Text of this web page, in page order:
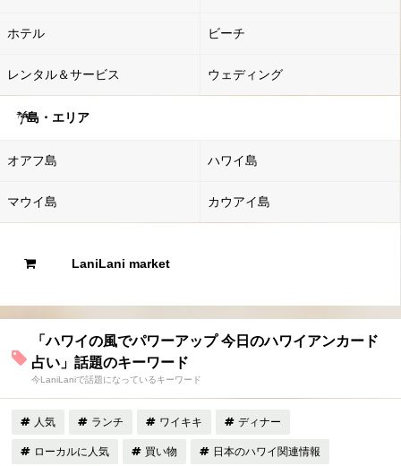
ホテル ビーチ
レンタル＆サービス ウェディング
島・エリア
オアフ島 ハワイ島
マウイ島 カウアイ島
LaniLani market
「ハワイの風でパワーアップ 今日のハワイアンカード
占い」話題のキーワード
今LaniLaniで話題になっているキーワード
人気 ランチ ワイキキ ディナー
ローカルに人気 買い物 日本のハワイ関連情報